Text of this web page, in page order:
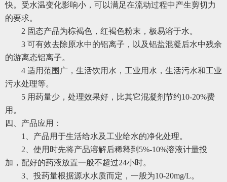
快。受水温变化影响小，可以满足在流动过程中产生剪切力
的要求。
2 固态产品为棕褐色，红褐色粉末，极易溶于水。
3 可有效去除原水中的铝离子，以及铝盐混凝后水中残余
的游离态铝离子。
4 适用范围广，生活饮用水，工业用水，生活污水和工业
污水处理等。
5 用药量少，处理效果好，比其它混凝剂节约10-20%费
用。
四、产品应用：
1、产品用于生活给水及工业给水的净化处理。
2、使用时先将产品溶解后稀释到5%-10%溶液计量投
加，配好的药液放置一般不超过24小时。
3、投药量根据源水水质而定，一般为10-20mg/L。